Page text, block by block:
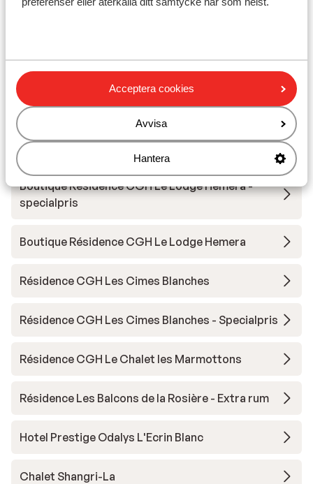
Acceptera cookies
Avvisa
Hantera
Résidence Chalet Le Refuge
Résidence MGM Alpen Lodge
Résidence Prestige Odalys L'Ecrin Blanc
Boutique Résidence CGH Le Lodge Hemera -
specialpris
Boutique Résidence CGH Le Lodge Hemera
Résidence CGH Les Cimes Blanches
Résidence CGH Les Cimes Blanches - Specialpris
Résidence CGH Le Chalet les Marmottons
Résidence Les Balcons de la Rosière - Extra rum
Hotel Prestige Odalys L'Ecrin Blanc
Chalet Shangri-La